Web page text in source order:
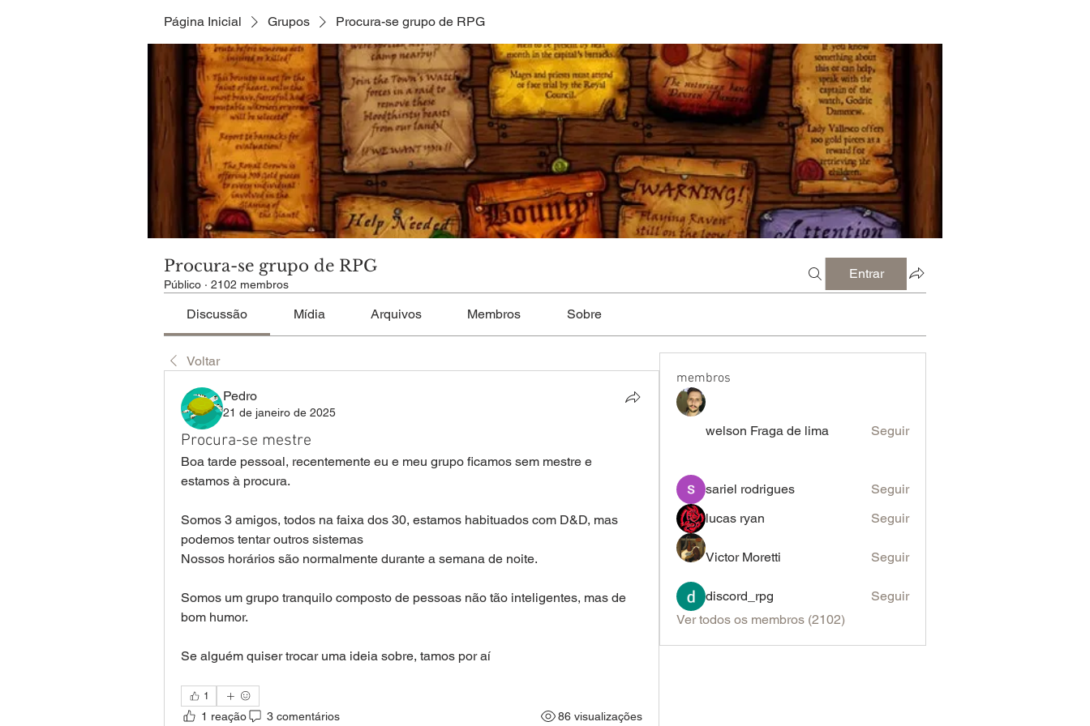
Página Inicial Grupos Procura-se grupo de RPG
Procura-se grupo de RPG
Público · 2102 membros
Entrar
Discussão Mídia Arquivos Membros Sobre
Voltar
Pedro
21 de janeiro de 2025
Procura-se mestre
Boa tarde pessoal, recentemente eu e meu grupo ficamos sem mestre e
estamos à procura.
Somos 3 amigos, todos na faixa dos 30, estamos habituados com D&D, mas
podemos tentar outros sistemas
Nossos horários são normalmente durante a semana de noite.
Somos um grupo tranquilo composto de pessoas não tão inteligentes, mas de
bom humor.
Se alguém quiser trocar uma ideia sobre, tamos por aí
1
1 reação 3 comentários 86 visualizações
membros
welson Fraga de lima Seguir
sariel rodrigues
Seguir
lucas ryan
Seguir
Victor Moretti Seguir
discord_rpg
Seguir
Ver todos os membros (2102)